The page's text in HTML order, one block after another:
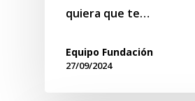
quiera que te…
Equipo Fundación
27/09/2024